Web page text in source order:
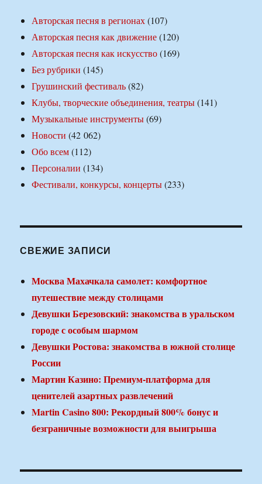
Авторская песня в регионах(107)
Авторская песня как движение(120)
Авторская песня как искусство(169)
Без рубрики (145)
Грушинский фестиваль(82)
Клубы, творческие объединения, театры(141)
Музыкальные инструменты(69)
Новости (42 062)
Обо всем(112)
Персоналии (134)
Фестивали, конкурсы, концерты(233)
СВЕЖИЕ ЗАПИСИ
Москва Махачкала самолет: комфортное
путешествие между столицами
Девушки Березовский: знакомства в уральском
городе с особым шармом
Девушки Ростова: знакомства в южной столице
России
Мартин Казино: Премиум-платформа для
ценителей азартных развлечений
Martin Casino 800: Рекордный 800% бонус и
безграничные возможности для выигрыша